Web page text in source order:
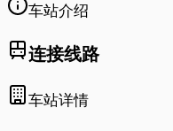
车站介绍
连接线路
车站详情